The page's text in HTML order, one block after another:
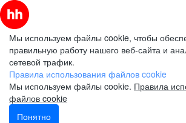
Мы используем файлы cookie, чтобы
правильную работу нашего веб-сайта и
сетевой трафик.
Правила использования файлов cookie
Мы используем файлы cookie. Правила
файлов cookie
Понятно